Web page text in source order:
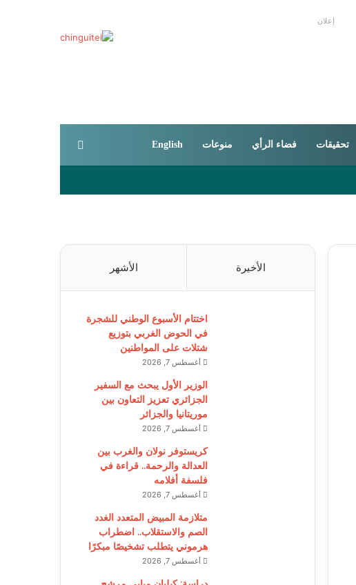
إعلان
تحقيقات فضاء الرأي منوعات English
الأخيرة الأشهر
اختتام الأسبوع الوطني للشجرة
في الحوض الغربي بتوزيع
شتلات على المواطنين
أغسطس 7, 2026
الوزير الأول يبحث مع السفير
الجزائري تعزيز التعاون بين
موريتانيا والجزائر
أغسطس 7, 2026
كريستوفر نولان والغرب بين
العدالة والرحمة.. قراءة في
فلسفة أفلامه
أغسطس 7, 2026
متلازمة المبيض المتعدد الغدد
الصم والاستقلاب.. اضطراب
هرموني يتطلب تشخيصًا مبكرًا
أغسطس 7, 2026